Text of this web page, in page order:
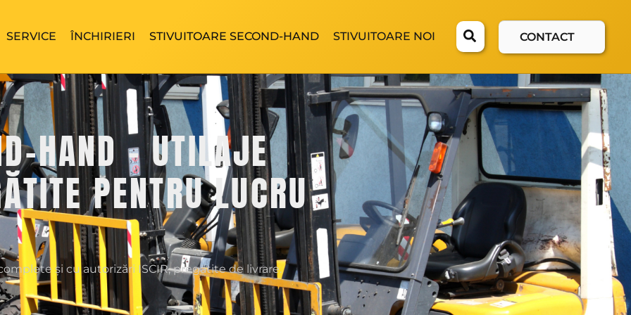
SERVICE ÎNCHIRIERI STIVUITOARE SECOND-HAND STIVUITOARE NOI CONTACT
HAND - UTILAJE
PENTRU LUCRU
și cu autorizări ISCIR, pregătite de livrare.